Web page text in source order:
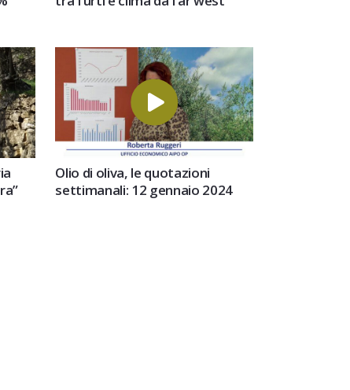
Olio di oliva, le quotazioni
settimanali: 12 gennaio 2024